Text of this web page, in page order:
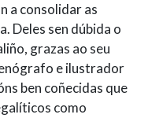
a consolidar as
Deles sen dúbida o
grazas ao seu
e ilustrador
ben coñecidas que
como